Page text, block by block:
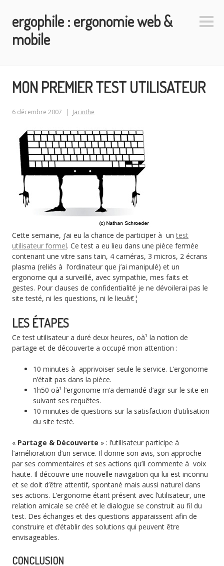
contenu
principal
ergophile : ergonomie web &
mobile
MON PREMIER TEST UTILISATEUR
6 décembre 2007 Jacinthe
Cette semaine, j’ai eu la chance de participer à un test
utilisateur formel. Ce test a eu lieu dans une pièce fermée
contenant une vitre sans tain, 4 caméras, 3 micros, 2 écrans
plasma (reliés à l’ordinateur que j’ai manipulé) et un
ergonome qui a surveillé, avec sympathie, mes faits et
gestes. Pour clauses de confidentialité je ne dévoilerai pas le
site testé, ni les questions, ni le lieuâ€¦
LES ÉTAPES
Ce test utilisateur a duré deux heures, oà¹ la notion de
partage et de découverte a occupé mon attention :
10 minutes à apprivoiser seule le service. L’ergonome
n’était pas dans la pièce.
1h50 oà¹ l’ergonome m’a demandé d’agir sur le site en
suivant ses requêtes.
10 minutes de questions sur la satisfaction d’utilisation
du site testé.
« Partage & Découverte » : l’utilisateur participe à
l’amélioration d’un service. Il donne son avis, son approche
par ses commentaires et ses actions qu’il commente à voix
haute. Il découvre une nouvelle navigation qui lui est inconnu
et se doit d’être attentif, spontané mais aussi naturel dans
ses actions. L’ergonome étant présent avec l’utilisateur, une
relation amicale se créé et le dialogue se construit au fil du
test. Des échanges et des questions apparaissent afin de
construire et d’établir des solutions qui peuvent être
envisageables.
CONCLUSION